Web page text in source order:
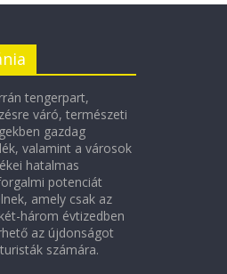
tengerpart,
váró, természeti
gazdag
valamint a városok
hatalmas
potenciát
amely csak az
három évtizedben
az újdonságot
számára.